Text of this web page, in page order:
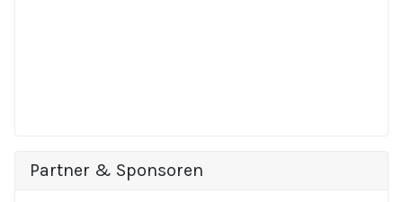
Partner & Sponsoren